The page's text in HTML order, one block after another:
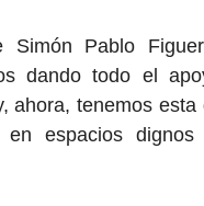
Pablo
dando todo el
ahora, tenemos
en espacios